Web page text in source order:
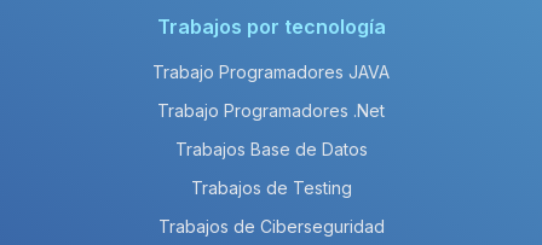
Trabajos por tecnología
Trabajo Programadores JAVA
Trabajo Programadores .Net
Trabajos Base de Datos
Trabajos de Testing
Trabajos de Ciberseguridad